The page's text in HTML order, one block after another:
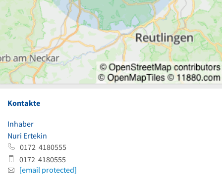
Kontakte
Inhaber
Nuri Ertekin
0172 4180555
0172 4180555
[email protected]